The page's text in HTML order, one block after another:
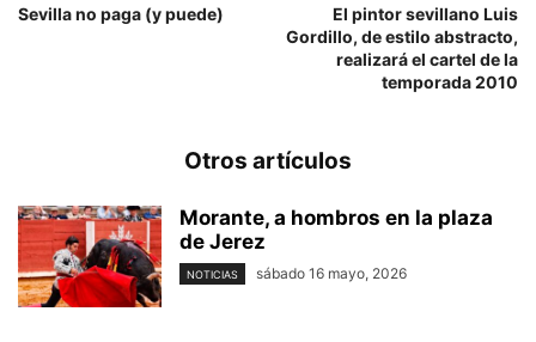
Sevilla no paga (y puede)
El pintor sevillano Luis
Gordillo, de estilo abstracto,
realizará el cartel de la
temporada 2010
Otros artículos
Morante, a hombros en la plaza
de Jerez
NOTICIAS sábado 16 mayo, 2026